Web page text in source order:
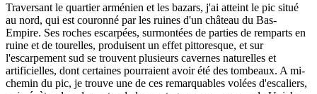
Traversant le quartier arménien et les bazars, j'ai atteint le pic situé
au nord, qui est couronné par les ruines d'un château du Bas-
Empire. Ses roches escarpées, surmontées de parties de remparts en
ruine et de tourelles, produisent un effet pittoresque, et sur
l'escarpement sud se trouvent plusieurs cavernes naturelles et
artificielles, dont certaines pourraient avoir été des tombeaux. A mi-
chemin du pic, je trouve une de ces remarquables volées d'escaliers,